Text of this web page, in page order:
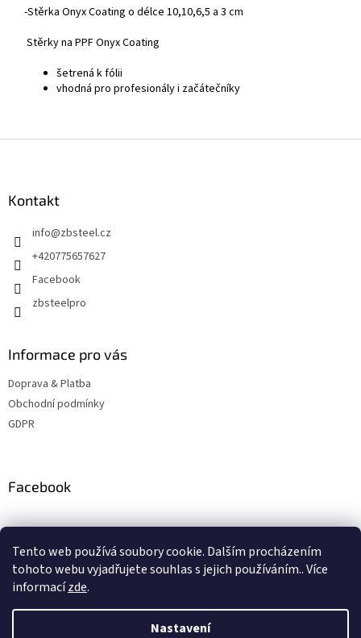
Tento web používá soubory cookie. Dalším procházením
tohoto webu vyjadřujete souhlas s jejich používáním.. Více
informacízde.
Nastavení
-Stěrka Onyx Coating o délce 10,10,6,5 a 3 cm
Stěrky na PPF Onyx Coating
šetrená k fólii
vhodná pro profesionály i začátečníky
Kontakt
info@zbsteel.cz
+420775657627
Facebook
zbsteelpro
Informace pro vás
Doprava & Platba
Obchodní podmínky
GDPR
Facebook
Instagram